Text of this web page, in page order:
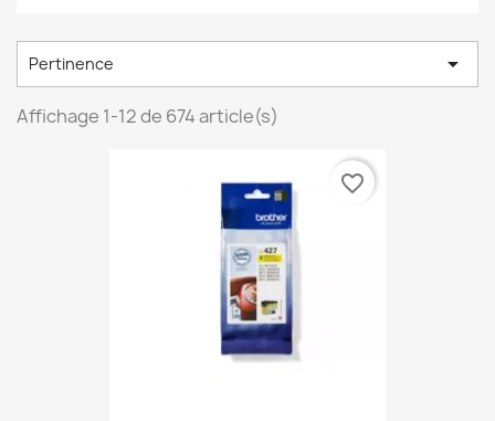
Pertinence 
Affichage 1-12 de 674 article(s)
favorite_border